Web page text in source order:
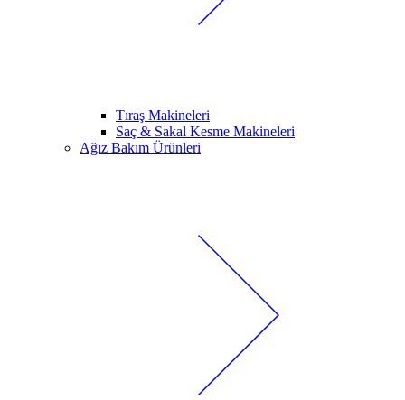
Tıraş Makineleri
Saç & Sakal Kesme Makineleri
Ağız Bakım Ürünleri